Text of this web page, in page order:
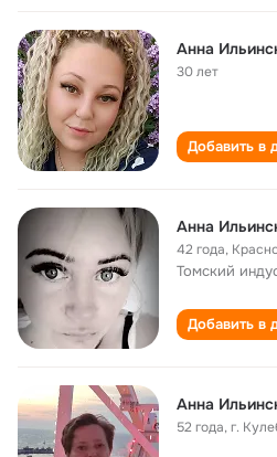
Анна
30 лет
Добавить в
Анна
42 года,
Томский
Добавить в
Анна
52 года,г.